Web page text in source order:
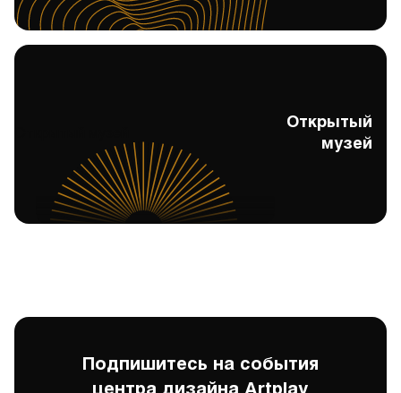
Открытый
музей
Подпишитесь на события